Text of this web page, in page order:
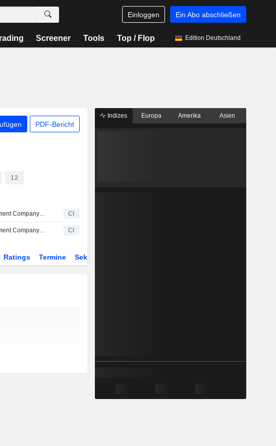
Einloggen Ein Abo abschließen
Screener Tools Top / Flop Edition Deutschland
PDF-Bericht
12
Henderson Land Development Company Limited kündigt Änderungen im Verwaltungsrat und in den Ausschüssen an CI
Henderson Land Development Company Limited beschließt Schlussdividende CI
Ratings Termine Sektor
Indizes Europa Amerika Asien